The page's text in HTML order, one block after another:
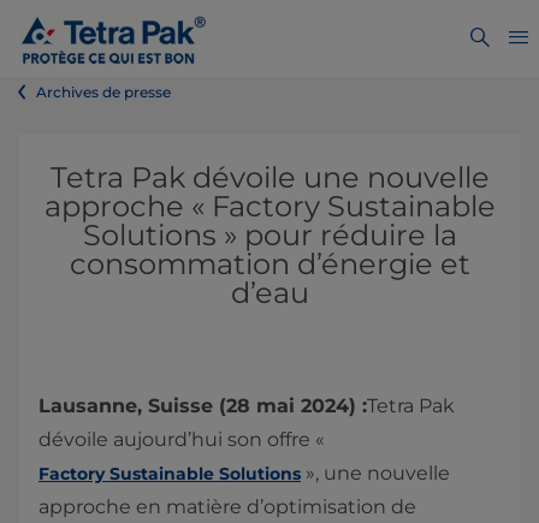
Archives de presse
Tetra Pak dévoile une nouvelle
approche « Factory Sustainable
Solutions » pour réduire la
consommation d’énergie et
d’eau
Lausanne, Suisse (28 mai 2024) :Tetra Pak
dévoile aujourd’hui son offre «
Factory Sustainable Solutions », une nouvelle
approche en matière d’optimisation de